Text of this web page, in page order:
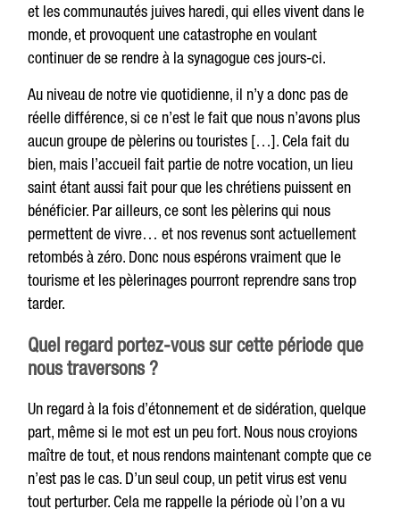
et les communautés juives haredi, qui elles vivent dans le
monde, et provoquent une catastrophe en voulant
continuer de se rendre à la synagogue ces jours-ci.
Au niveau de notre vie quotidienne, il n’y a donc pas de
réelle différence, si ce n’est le fait que nous n’avons plus
aucun groupe de pèlerins ou touristes […]. Cela fait du
bien, mais l’accueil fait partie de notre vocation, un lieu
saint étant aussi fait pour que les chrétiens puissent en
bénéficier. Par ailleurs, ce sont les pèlerins qui nous
permettent de vivre… et nos revenus sont actuellement
retombés à zéro. Donc nous espérons vraiment que le
tourisme et les pèlerinages pourront reprendre sans trop
tarder.
Quel regard portez-vous sur cette période que
nous traversons ?
Un regard à la fois d’étonnement et de sidération, quelque
part, même si le mot est un peu fort. Nous nous croyions
maître de tout, et nous rendons maintenant compte que ce
n’est pas le cas. D’un seul coup, un petit virus est venu
tout perturber. Cela me rappelle la période où l’on a vu